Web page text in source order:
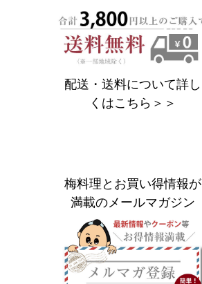
配送・送料について詳し
くはこちら＞＞
梅料理とお買い得情報が
満載のメールマガジン